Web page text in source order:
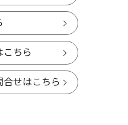
こちら
合せはこちら